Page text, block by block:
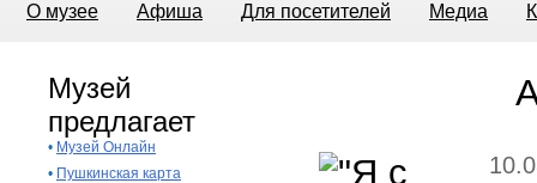
О музее Афиша Для посетителей Медиа
Музей
предлагает
• Музей Онлайн
• Пушкинская карта